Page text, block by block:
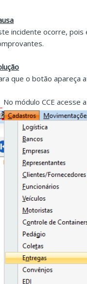
incidente ocorre,
que o botão apareça
No módulo CCE